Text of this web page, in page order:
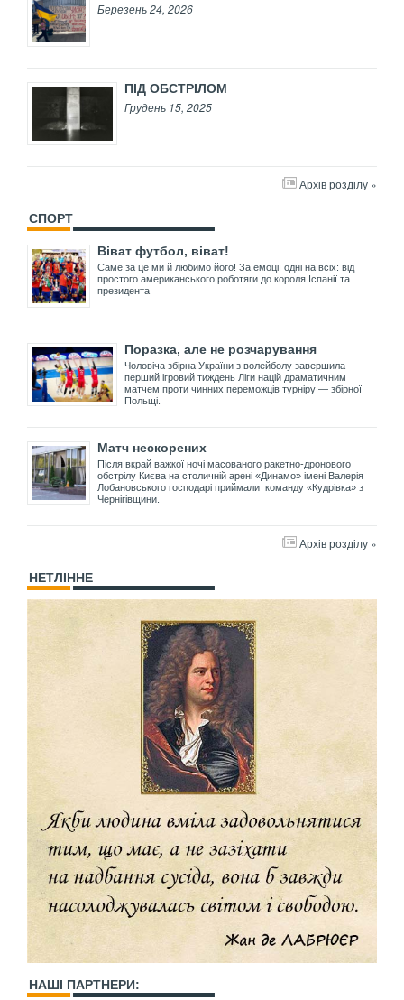
Березень 24, 2026
ПІД ОБСТРІЛОМ
Грудень 15, 2025
Архів розділу »
СПОРТ
Віват футбол, віват!
Саме за це ми й любимо його! За емоції одні на всіх: від
простого американського роботяги до короля Іспанії та
президента
Поразка, але не розчарування
Чоловіча збірна України з волейболу завершила
перший ігровий тиждень Ліги націй драматичним
матчем проти чинних переможців турніру — збірної
Польщі.
Матч нескорених
Після вкрай важкої ночі масованого ракетно-дронового
обстрілу Києва на столичній арені «Динамо» імені Валерія
Лобановського господарі приймали команду «Кудрівка» з
Чернігівщини.
Архів розділу »
НЕТЛІННЕ
НАШІ ПАРТНЕРИ: